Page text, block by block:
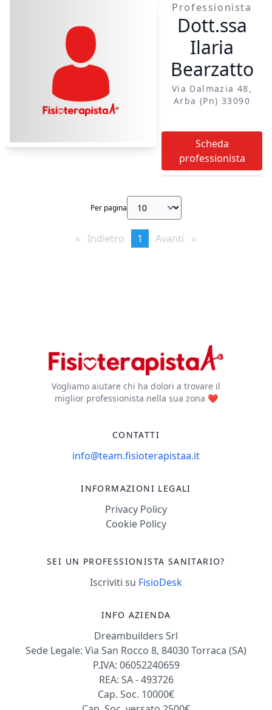
Professionista
Dott.ssa
Ilaria
Bearzatto
Via Dalmazia 48,
Arba (pn) 33090
Scheda
professionista
Per pagina
Indietro pageYou're
1 Avanti page
Vogliamo aiutare chi ha dolori a trovare il
miglior professionista nella sua zona ❤️
CONTATTI
info@team.fisioterapistaa.it
INFORMAZIONI LEGALI
Privacy Policy
Cookie Policy
SEI UN PROFESSIONISTA SANITARIO?
Iscriviti su FisioDesk
INFO AZIENDA
Dreambuilders Srl
Sede Legale: Via San Rocco 8, 84030 Torraca (SA)
P.IVA: 06052240659
REA: SA - 493726
Cap. Soc. 10000€